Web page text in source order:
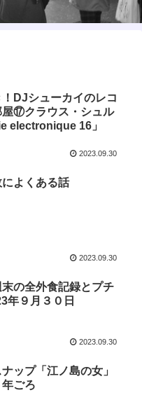
！DJシューカイのレコ
屋⑰クラウス・シュル
electronique 16」
2023.09.30
よくある話
2023.09.30
末の全外食記録とプチ
年９月３０日
2023.09.30
ップ「江ノ島の女」
年ごろ